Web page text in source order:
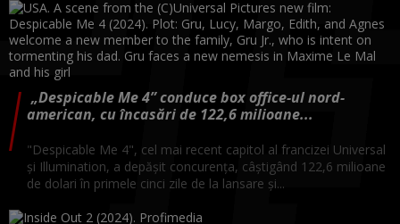
„Despicable Me 4” conduce box office-ul nord-
american, cu încasări de 122,6 milioane...
"Despicable Me 4", cel mai recent capitol al francizei Universal
şi Illumination, a depăşit concurenţa, câştigând 122,6 milioane
de dolari în primele cinci zile de la lansare şi...